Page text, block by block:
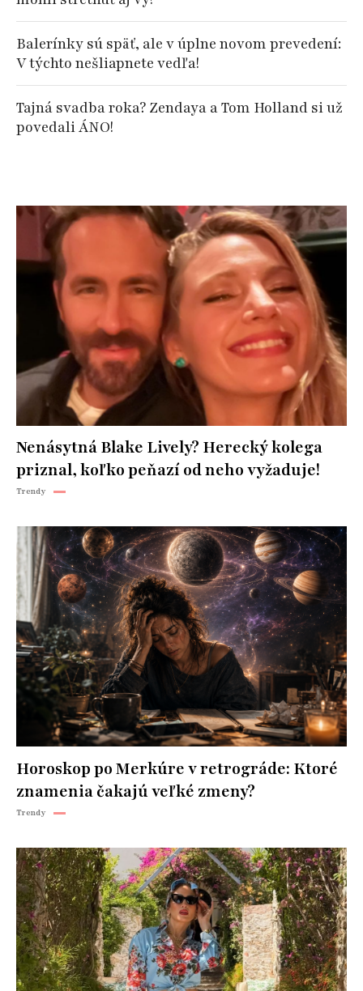
Balerínky sú späť, ale v úplne novom prevedení:
V týchto nešliapnete vedľa!
Tajná svadba roka? Zendaya a Tom Holland si už
povedali ÁNO!
Nenásytná Blake Lively? Herecký kolega
priznal, koľko peňazí od neho vyžaduje!
Trendy
Horoskop po Merkúre v retrográde: Ktoré
znamenia čakajú veľké zmeny?
Trendy